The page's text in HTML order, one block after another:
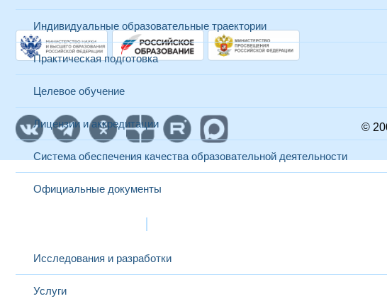
Индивидуальные образовательные траектории
Практическая подготовка
Целевое обучение
Лицензии и аккредитации
Система обеспечения качества образовательной деятельности
Официальные документы
Исследования и разработки
Услуги
©